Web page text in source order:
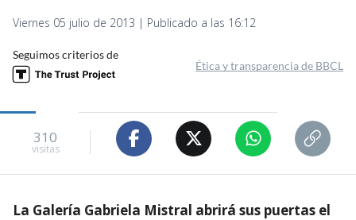
Viernes 05 julio de 2013 | Publicado a las 16:12
Seguimos criterios de
Ética y transparencia de BBCL
310
visitas
La Galería Gabriela Mistral abrirá sus puertas el